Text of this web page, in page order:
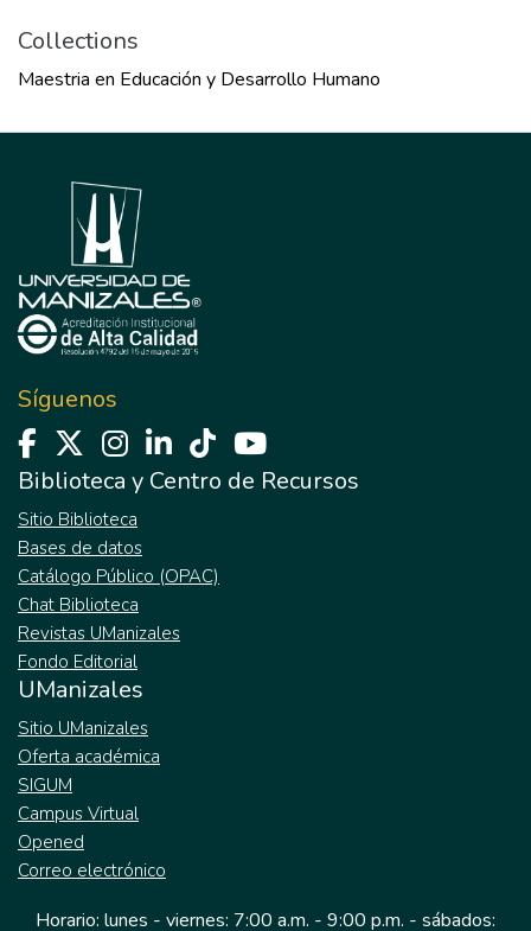
Collections
Maestria en Educación y Desarrollo Humano
Síguenos
Biblioteca y Centro de Recursos
Sitio Biblioteca
Bases de datos
Catálogo Público (OPAC)
Chat Biblioteca
Revistas UManizales
Fondo Editorial
UManizales
Sitio UManizales
Oferta académica
SIGUM
Campus Virtual
Opened
Correo electrónico
Horario: lunes - viernes: 7:00 a.m. - 9:00 p.m. - sábados: